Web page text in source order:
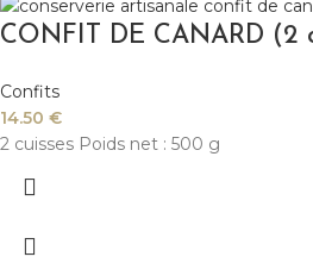
CONFIT DE CANARD (2
Confits
14.50 €
2 cuisses Poids net : 500 g